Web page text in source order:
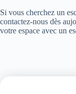
Si vous cherchez un
contactez-nous dès
votre espace avec un